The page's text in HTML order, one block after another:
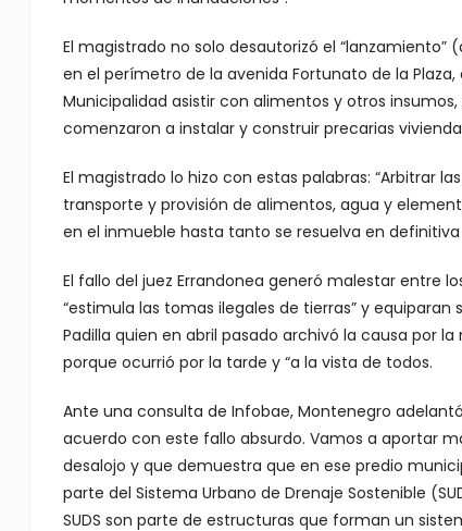
El magistrado no solo desautorizó el
en el perímetro de la avenida Fortunato de la
Municipalidad asistir con alimentos y otros
comenzaron a instalar y construir precarias
El magistrado lo hizo con estas palabras: “Arbitrar
transporte y provisión de alimentos, agua y
en el inmueble hasta tanto se resuelva en definitiva
El fallo del juez Errandonea generó malestar entre
“estimula las tomas ilegales de tierras” y
Padilla quien en abril pasado archivó la causa por
porque ocurrió por la tarde y “a la vista de todos.
Ante una consulta de Infobae, Montenegro
acuerdo con este fallo absurdo. Vamos a aportar
desalojo y que demuestra que en ese predio
parte del Sistema Urbano de Drenaje Sostenible
SUDS son parte de estructuras que forman un